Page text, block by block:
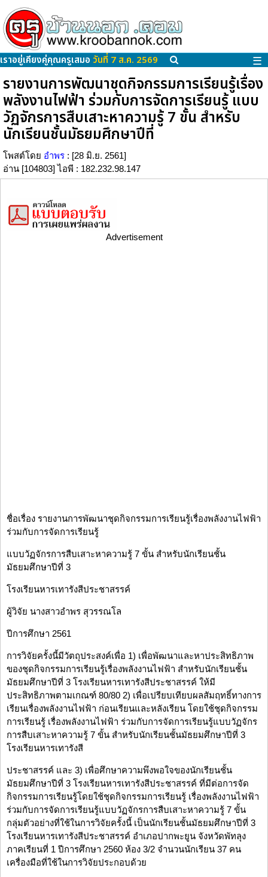
เราอยู่เคียงคู่คุณครูเสมอ วันที่ 7 ส.ค. 2569 ☰
รายงานการพัฒนาชุดกิจกรรมการเรียนรู้เรื่อง
พลังงานไฟฟ้า ร่วมกับการจัดการเรียนรู้ แบบ
วัฏจักรการสืบเสาะหาความรู้ 7 ขั้น สำหรับ
นักเรียนชั้นมัธยมศึกษาปีที่
โพสต์โดย อำพร : [28 มิ.ย. 2561]
อ่าน [104803] ไอพี : 182.232.98.147
Advertisement
ชื่อเรื่อง รายงานการพัฒนาชุดกิจกรรมการเรียนรู้เรื่องพลังงานไฟฟ้า
ร่วมกับการจัดการเรียนรู้
แบบวัฏจักรการสืบเสาะหาความรู้ 7 ขั้น สำหรับนักเรียนชั้น
มัธยมศึกษาปีที่ 3
โรงเรียนหารเทารังสีประชาสรรค์
ผู้วิจัย นางสาวอำพร สุวรรณโล
ปีการศึกษา 2561
การวิจัยครั้งนี้มีวัตถุประสงค์เพื่อ 1) เพื่อพัฒนาและหาประสิทธิภาพ
ของชุดกิจกรรมการเรียนรู้เรื่องพลังงานไฟฟ้า สำหรับนักเรียนชั้น
มัธยมศึกษาปีที่ 3 โรงเรียนหารเทารังสีประชาสรรค์ ให้มี
ประสิทธิภาพตามเกณฑ์ 80/80 2) เพื่อเปรียบเทียบผลสัมฤทธิ์ทางการ
เรียนเรื่องพลังงานไฟฟ้า ก่อนเรียนและหลังเรียน โดยใช้ชุดกิจกรรม
การเรียนรู้ เรื่องพลังงานไฟฟ้า ร่วมกับการจัดการเรียนรู้แบบวัฏจักร
การสืบเสาะหาความรู้ 7 ขั้น สำหรับนักเรียนชั้นมัธยมศึกษาปีที่ 3
โรงเรียนหารเทารังสี
ประชาสรรค์ และ 3) เพื่อศึกษาความพึงพอใจของนักเรียนชั้น
มัธยมศึกษาปีที่ 3 โรงเรียนหารเทารังสีประชาสรรค์ ที่มีต่อการจัด
กิจกรรมการเรียนรู้โดยใช้ชุดกิจกรรมการเรียนรู้ เรื่องพลังงานไฟฟ้า
ร่วมกับการจัดการเรียนรู้แบบวัฏจักรการสืบเสาะหาความรู้ 7 ขั้น
กลุ่มตัวอย่างที่ใช้ในการวิจัยครั้งนี้ เป็นนักเรียนชั้นมัธยมศึกษาปีที่ 3
โรงเรียนหารเทารังสีประชาสรรค์ อำเภอปากพะยูน จังหวัดพัทลุง
ภาคเรียนที่ 1 ปีการศึกษา 2560 ห้อง 3/2 จำนวนนักเรียน 37 คน
เครื่องมือที่ใช้ในการวิจัยประกอบด้วย